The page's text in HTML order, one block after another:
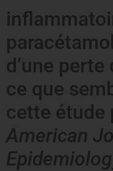
d’une perte
ce que
cette étude
American